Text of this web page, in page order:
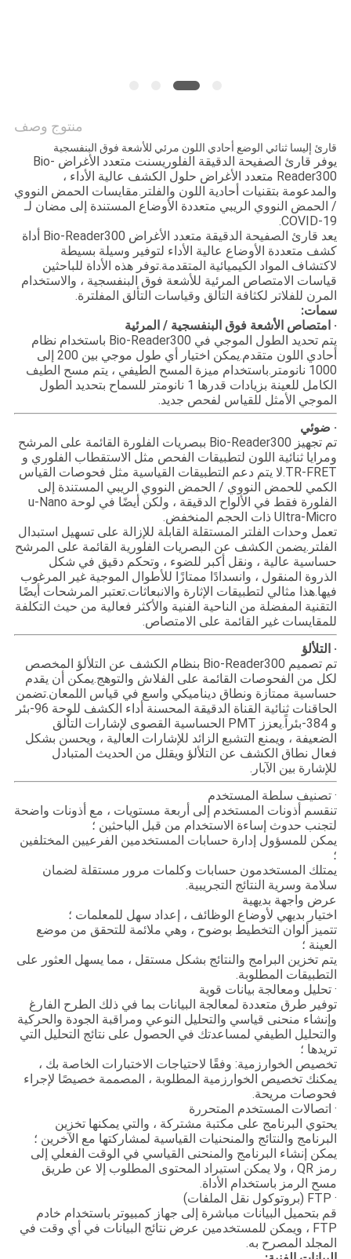
منتوج وصف
قارئ إليسا ثنائي الوضع أحادي اللون مرئي للأشعة فوق البنفسجية
يوفر قارئ الصفيحة الدقيقة الفلوريسنت متعدد الأغراض Bio-
Reader300 متعدد الأغراض حلول الكشف عالية الأداء ،
والمدعومة بتقنيات أحادية اللون والفلتر.مقايسات الحمض النووي
/ الحمض النووي الريبي متعددة الأوضاع المستندة إلى مضان لـ
COVID-19.
يعد قارئ الصفيحة الدقيقة متعدد الأغراض Bio-Reader300 أداة
كشف متعددة الأوضاع عالية الأداء لتوفير وسيلة بسيطة
لاكتشاف المواد الكيميائية المتقدمة.توفر هذه الأداة للباحثين
قياسات الامتصاص المرئية للأشعة فوق البنفسجية ، والاستخدام
المرن للفلاتر لكثافة التألق وقياسات التألق المفلترة.
سمات:
· امتصاص الأشعة فوق البنفسجية / المرئية
يتم تحديد الطول الموجي في Bio-Reader300 باستخدام نظام
أحادي اللون متقدم.يمكن اختيار أي طول موجي بين 200 إلى
1000 نانومتر.باستخدام ميزة المسح الطيفي ، يتم مسح الطيف
الكامل للعينة بزيادات قدرها 1 نانومتر للسماح بتحديد الطول
الموجي الأمثل للقياس لفحص جديد.
· ضوئي
تم تجهيز Bio-Reader300 ببصريات الفلورة القائمة على المرشح
ومرايا ثنائية اللون لتطبيقات الفحص مثل الاستقطاب الفلوري و
TR-FRET.لا يتم دعم التطبيقات القياسية مثل فحوصات القياس
الكمي للحمض النووي / الحمض النووي الريبي المستندة إلى
الفلورة فقط في الألواح الدقيقة ، ولكن أيضًا في لوحة u-Nano
Ultra-Micro ذات الحجم المنخفض.
تعمل وحدات الفلتر المستقلة القابلة للإزالة على تسهيل استبدال
الفلتر.يضمن الكشف عن البصريات الفلورية القائمة على المرشح
حساسية عالية ، ونقل أكبر للضوء ، وتحكم دقيق في شكل
الذروة المنقول ، وانسدادًا ممتازًا للأطوال الموجية غير المرغوب
فيها.هذا مثالي لتطبيقات الإثارة والانبعاثات.تعتبر المرشحات أيضًا
التقنية المفضلة من الناحية الفنية والأكثر فعالية من حيث التكلفة
للمقايسات غير القائمة على الامتصاص.
· التلألؤ
تم تصميم Bio-Reader300 بنظام الكشف عن التلألؤ المخصص
لكل من الفحوصات القائمة على الفلاش والتوهج.يمكن أن يقدم
حساسية ممتازة ونطاق ديناميكي واسع في قياس اللمعان.تضمن
الحاقنات ثنائية القناة الدقيقة المحسنة أداء الكشف للوحة 96-بئر
و 384-بئراً.يعزز PMT الحساسية القصوى لإشارات التألق
الضعيفة ، ويمنع التشبع الزائد للإشارات العالية ، ويحسن بشكل
فعال نطاق الكشف عن التلألؤ ويقلل من الحديث المتبادل
للإشارة بين الآبار.
· تصنيف سلطة المستخدم
تنقسم أذونات المستخدم إلى أربعة مستويات ، مع أذونات واضحة
لتجنب حدوث إساءة الاستخدام من قبل الباحثين ؛
يمكن للمسؤول إدارة حسابات المستخدمين الفرعيين المختلفين
؛
يمتلك المستخدمون حسابات وكلمات مرور مستقلة لضمان
سلامة وسرية النتائج التجريبية.
عرض واجهة بديهية
اختيار بديهي لأوضاع الوظائف ، إعداد سهل للمعلمات ؛
تتميز ألوان التخطيط بوضوح ، وهي ملائمة للتحقق من موضع
العينة ؛
يتم تخزين البرامج والنتائج بشكل مستقل ، مما يسهل العثور على
التطبيقات المطلوبة.
· تحليل ومعالجة بيانات قوية
توفير طرق متعددة لمعالجة البيانات بما في ذلك الطرح الفارغ
وإنشاء منحنى قياسي والتحليل النوعي ومراقبة الجودة والحركية
والتحليل الطيفي لمساعدتك في الحصول على نتائج التحليل التي
تريدها ؛
تخصيص الخوارزمية: وفقًا لاحتياجات الاختبارات الخاصة بك ،
يمكنك تخصيص الخوارزمية المطلوبة ، المصممة خصيصًا لإجراء
فحوصات مريحة.
· اتصالات المستخدم المتحررة
يحتوي البرنامج على مكتبة مشتركة ، والتي يمكنها تخزين
البرنامج والنتائج والمنحنيات القياسية لمشاركتها مع الآخرين ؛
يمكن إنشاء البرنامج والمنحنى القياسي في الوقت الفعلي إلى
رمز QR ، ولا يمكن استيراد المحتوى المطلوب إلا عن طريق
مسح الرمز باستخدام الأداة.
· FTP (بروتوكول نقل الملفات)
قم بتحميل البيانات مباشرة إلى جهاز كمبيوتر باستخدام خادم
FTP ، ويمكن للمستخدمين عرض نتائج البيانات في أي وقت في
المجلد المصرح به.